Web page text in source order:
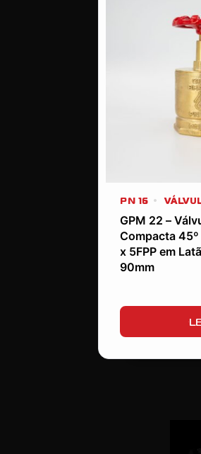
PN 16
GPM 22 –
Compacta 45º
x 5FPP em
90mm